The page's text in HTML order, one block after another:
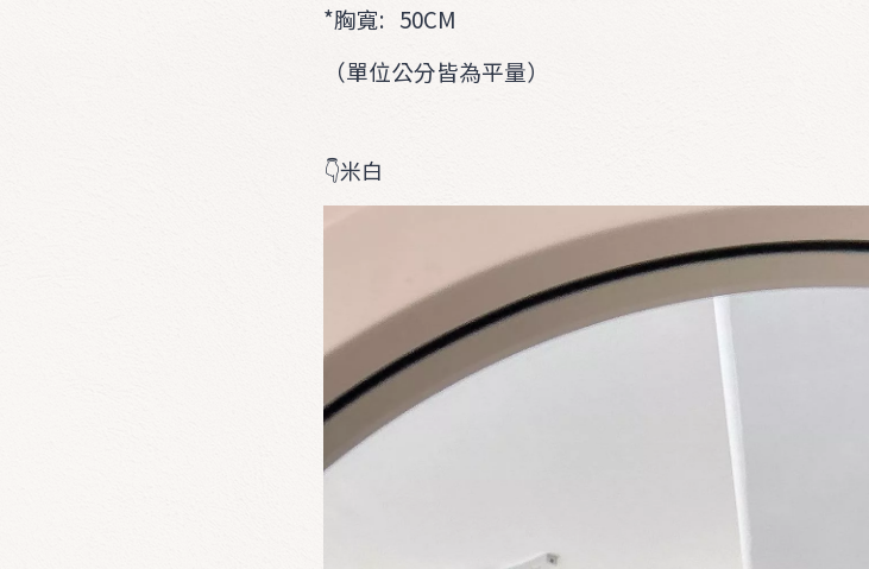
*胸寬: 50CM
（單位公分皆為平量）
👇米白